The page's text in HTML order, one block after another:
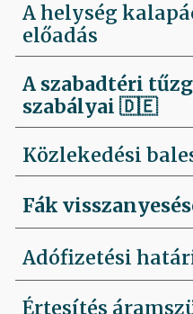
A helység
előadás
A szabadtéri
szabályai🇩🇪
Közlekedési
Fák
Adófizetési
Értesítés